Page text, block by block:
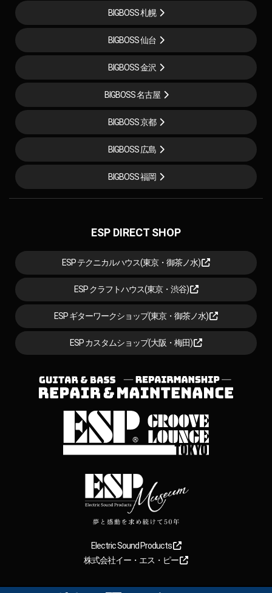
BIGBOSS 札幌
BIGBOSS 仙台
BIGBOSS 金沢
BIGBOSS 名古屋
BIGBOSS 京都
BIGBOSS 広島
BIGBOSS 福岡
ESP DIRECT SHOP
ESP テクニカルハウス(東京・御茶ノ水)
ESP クラフトハウス(東京・渋谷)
ESP ギターワークショップ(東京・御茶ノ水)
ESP カスタムショップ(大阪・梅田)
Electric Sound Products
株式会社イー・エス・ピー